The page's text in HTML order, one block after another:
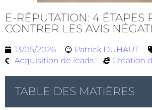
E-RÉPUTATION: 4 ÉTAPES
CONTRER LES AVIS
13/05/2026 Patrick DUHAUT
Acquisition de leads
Création
TABLE DES MATIÈRES